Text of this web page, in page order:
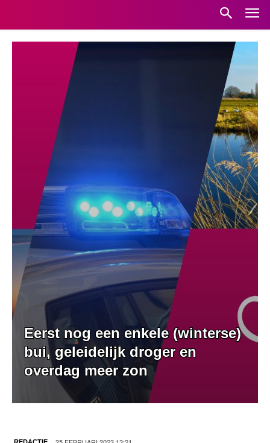
Eerst nog een enkele (winterse)
bui, geleidelijk droger en
overdag meer zon